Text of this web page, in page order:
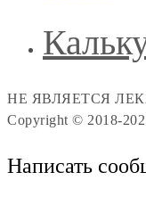
НЕ ЯВЛЯЕТСЯ
Copyright © 2018-
Написать